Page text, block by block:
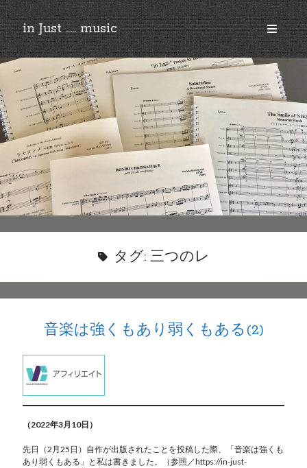
in Just ..... music
open
primary
menu
Sidebar
©︎2018-2025 by Ken’ichi MASAKADO, All rights reserved.
タグ: 三つのレ
音楽は強くもあり弱くもある(2)
（2022年3月10日）
先日（2月25日）自作が出版されたことを投稿した際、「音楽は強くも
あり弱くもある」と私は書きました。（参照／https://in-just-